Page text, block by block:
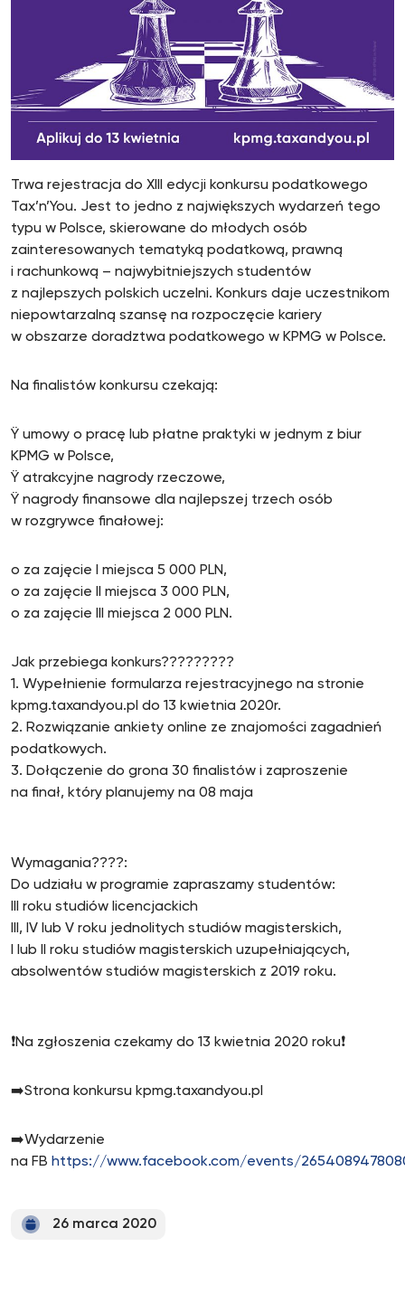
Trwa rejestracja do XIII edycji konkursu podatkowego
Tax’n’You. Jest to jedno z największych wydarzeń tego
typu w Polsce, skierowane do młodych osób
zainteresowanych tematyką podatkową, prawną
i rachunkową – najwybitniejszych studentów
z najlepszych polskich uczelni. Konkurs daje uczestnikom
niepowtarzalną szansę na rozpoczęcie kariery
w obszarze doradztwa podatkowego w KPMG w Polsce.
Na finalistów konkursu czekają:
Ÿ umowy o pracę lub płatne praktyki w jednym z biur
KPMG w Polsce,
Ÿ atrakcyjne nagrody rzeczowe,
Ÿ nagrody finansowe dla najlepszej trzech osób
w rozgrywce finałowej:
o za zajęcie I miejsca 5 000 PLN,
o za zajęcie II miejsca 3 000 PLN,
o za zajęcie III miejsca 2 000 PLN.
Jak przebiega konkurs?????????
1. Wypełnienie formularza rejestracyjnego na stronie
kpmg.taxandyou.pl do 13 kwietnia 2020r.
2. Rozwiązanie ankiety online ze znajomości zagadnień
podatkowych.
3. Dołączenie do grona 30 finalistów i zaproszenie
na finał, który planujemy na 08 maja
Wymagania????:
Do udziału w programie zapraszamy studentów:
III roku studiów licencjackich
III, IV lub V roku jednolitych studiów magisterskich,
l lub II roku studiów magisterskich uzupełniających,
absolwentów studiów magisterskich z 2019 roku.
❗️Na zgłoszenia czekamy do 13 kwietnia 2020 roku❗️
➡️Strona konkursu kpmg.taxandyou.pl
➡️Wydarzenie
na FB https://www.facebook.com/events/
26 marca 2020